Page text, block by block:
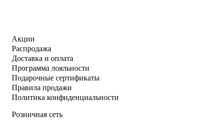
Акции
Распродажа
Доставка и оплата
Программа лояльности
Подарочные сертификаты
Правила продажи
Политика конфиденциальности
Розничная сеть